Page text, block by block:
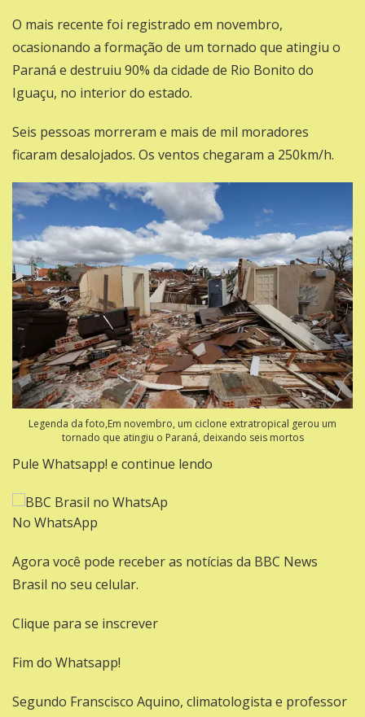
O mais recente foi registrado em novembro,
ocasionando a formação de um tornado que atingiu o
Paraná e destruiu 90% da cidade de Rio Bonito do
Iguaçu, no interior do estado.
Seis pessoas morreram e mais de mil moradores
ficaram desalojados. Os ventos chegaram a 250km/h.
Legenda da foto,Em novembro, um ciclone extratropical gerou um
tornado que atingiu o Paraná, deixando seis mortos
Pule Whatsapp! e continue lendo
No WhatsApp
Agora você pode receber as notícias da BBC News
Brasil no seu celular.
Clique para se inscrever
Fim do Whatsapp!
Segundo Franscisco Aquino, climatologista e professor